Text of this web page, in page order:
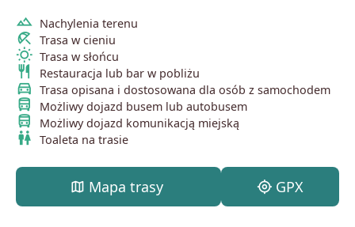
terrain Nachylenia terenu
beach_access Trasa w cieniu
wb_sunny Trasa w słońcu
restaurant Restauracja lub bar w pobliżu
directions_car Trasa opisana i dostosowana dla osób z samochodem
directions_bus Możliwy dojazd busem lub autobusem
directions_bus Możliwy dojazd komunikacją miejską
wc Toaleta na trasie
map Mapa trasy my_location GPX